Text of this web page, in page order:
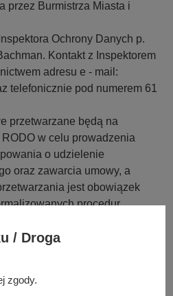
przez Burmistrza Miasta i
Ochrony Danych p.
Kontakt z Inspektorem
adresu e - mail:
telefonicznie pod numerem 61
przetwarzane będą na
w celu prowadzenia
o udzielenie
oraz zawarcia umowy, a
jest obowiązek
procedur
osobowych będą osoby
w oparciu o 18 oraz art. 74
/ Droga
zgody.